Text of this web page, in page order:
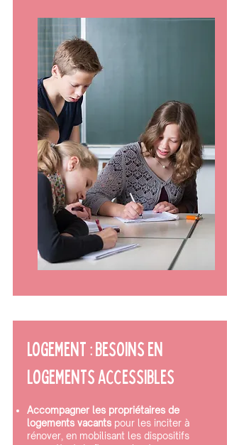
Logement : besoins en
logements accessibles
Accompagner les propriétaires de
logements vacantspour les inciter à
rénover, en mobilisant les dispositifs